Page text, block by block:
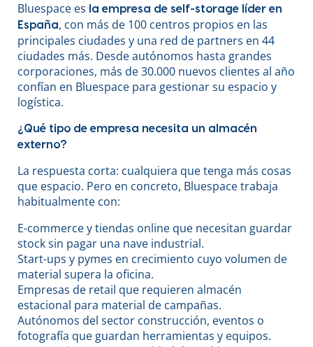
Bluespace es
la empresa de self-storage líder en
España, con más de 100 centros propios en las
principales ciudades y una red de partners en 44
ciudades más. Desde autónomos hasta grandes
corporaciones, más de 30.000 nuevos clientes al año
confían en Bluespace para gestionar su espacio y
logística.
¿Qué tipo de empresa necesita un almacén
externo?
La respuesta corta: cualquiera que tenga más cosas
que espacio. Pero en concreto, Bluespace trabaja
habitualmente con:
E-commerce y tiendas online que necesitan guardar
stock sin pagar una nave industrial.
Start-ups y pymes en crecimiento cuyo volumen de
material supera la oficina.
Empresas de retail que requieren almacén
estacional para material de campañas.
Autónomos del sector construcción, eventos o
fotografía que guardan herramientas y equipos.